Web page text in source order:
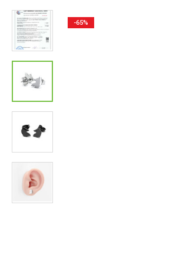
-65%